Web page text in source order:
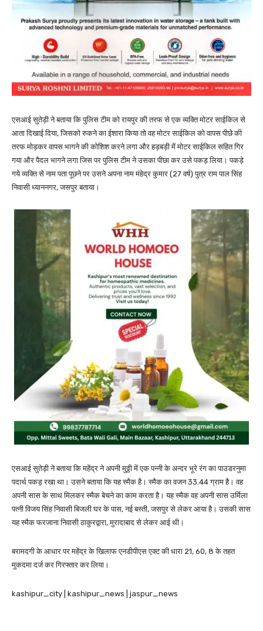
एसआई सुतेड़ी ने बताया कि पुलिस टीम को रायपुर की तरफ से एक व्यक्ति मोटर साईकिल से
आता दिखाई दिया, जिसको रुकने का ईशारा किया तो वह मोटर साईकिल को वापस पीछे की
तरफ मोड़कर वापस भागने की कोशिश करने लगा और हड़बड़ी में मोटर साईकिल सहित गिर
गया और पैदल भागने लगा जिस पर पुलिस टीम ने उसका पीछा कर उसे पकड़ लिया। पकड़े
गये व्यक्ति से नाम पता पूछने पर उसने अपना नाम मंहेद्र कुमार (27 वर्ष) पुत्र राम पाल सिंह
निवासी ध्याननगर, जसपुर बताया।
एसआई सुतेड़ी ने बताया कि महेंद्र ने अपनी मुठ्ठी में एक पन्नी के अन्दर भूरे रंग का पाउडरनुमा
पदार्थ पकड़ रखा था। उसने बताया कि यह स्मैक है। स्मैक का वजन 33.44 ग्राम है। वह
अपनी सास के साथ मिलकर स्मैक बेचने का काम करता है। यह स्मैक वह अपनी सास उर्मिला
पत्नी विजय सिंह निवासी बिजली घर के पास, नई बस्ती, जसपुर से लेकर आया है। उसकी सास
यह स्मैक फरजाना निवासी ठाकुरद्वारा, मुरादाबाद से लेकर आई थी।
बरामदगी के आधार पर महेंद्र के खिलाफ एनडीपीएस एक्ट की धारा 21, 60, 8 के तहत
मुकदमा दर्ज कर गिरफ्तार कर लिया।
kashipur_city | kashipur_news | jaspur_news